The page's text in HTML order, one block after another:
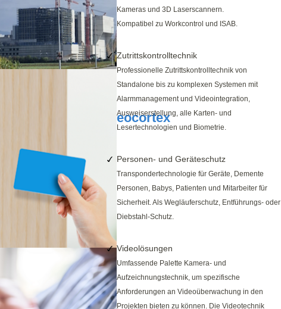
Kameras und 3D Laserscannern.
Kompatibel zu Workcontrol und ISAB.
Zutrittskontrolltechnik
Professionelle Zutrittskontrolltechnik von
Standalone bis zu komplexen Systemen mit
Alarmmanagement und Videointegration,
Ausweiserstellung, alle Karten- und
Lesertechnologien und Biometrie.
Personen- und Geräteschutz
Transpondertechnologie für Geräte, Demente
Personen, Babys, Patienten und Mitarbeiter für
Sicherheit. Als Wegläuferschutz, Entführungs- oder
Diebstahl-Schutz.
Videolösungen
Umfassende Palette Kamera- und
Aufzeichnungstechnik, um spezifische
Anforderungen an Videoüberwachung in den
Projekten bieten zu können. Die Videotechnik
eocortex